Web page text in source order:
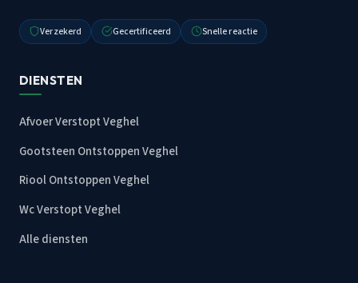
Verzekerd Gecertificeerd Snelle reactie
DIENSTEN
Afvoer Verstopt Veghel
Gootsteen Ontstoppen Veghel
Riool Ontstoppen Veghel
Wc Verstopt Veghel
Alle diensten